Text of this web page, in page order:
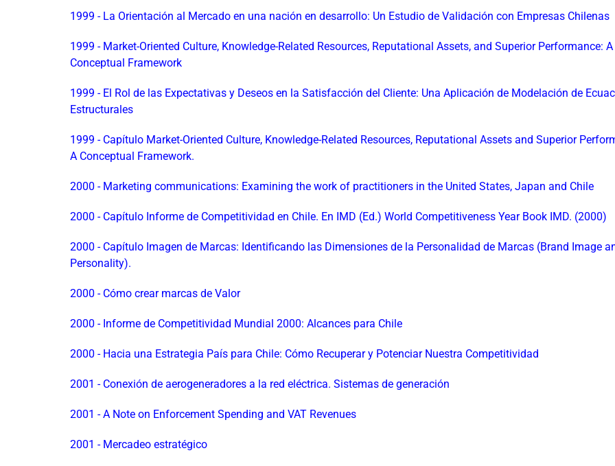
1999 - La Orientación al Mercado en una nación en desarrollo: Un Estudio de Validación con Empresas Chilenas
1999 - Market-Oriented Culture, Knowledge-Related Resources, Reputational Assets, and Superior Performance: A
Conceptual Framework
1999 - El Rol de las Expectativas y Deseos en la Satisfacción del Cliente: Una Aplicación de Modelación de
Estructurales
1999 - Capítulo Market-Oriented Culture, Knowledge-Related Resources, Reputational Assets and Superior
A Conceptual Framework.
2000 - Marketing communications: Examining the work of practitioners in the United States, Japan and Chile
2000 - Capítulo Informe de Competitividad en Chile. En IMD (Ed.) World Competitiveness Year Book IMD. (2000)
2000 - Capítulo Imagen de Marcas: Identificando las Dimensiones de la Personalidad de Marcas (Brand Image
Personality).
2000 - Cómo crear marcas de Valor
2000 - Informe de Competitividad Mundial 2000: Alcances para Chile
2000 - Hacia una Estrategia País para Chile: Cómo Recuperar y Potenciar Nuestra Competitividad
2001 - Conexión de aerogeneradores a la red eléctrica. Sistemas de generación
2001 - A Note on Enforcement Spending and VAT Revenues
2001 - Mercadeo estratégico